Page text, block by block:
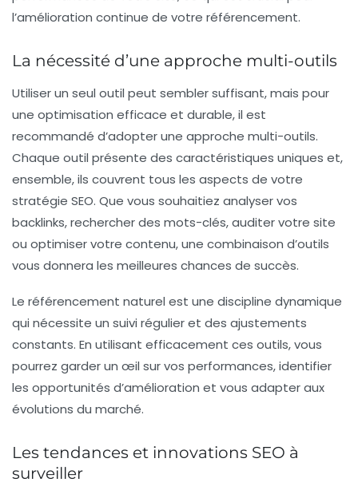
l’amélioration continue de votre référencement.
La nécessité d’une approche multi-outils
Utiliser un seul outil peut sembler suffisant, mais pour
une optimisation efficace et durable, il est
recommandé d’adopter une approche multi-outils.
Chaque outil présente des caractéristiques uniques et,
ensemble, ils couvrent tous les aspects de votre
stratégie SEO. Que vous souhaitiez analyser vos
backlinks, rechercher des mots-clés, auditer votre site
ou optimiser votre contenu, une combinaison d’outils
vous donnera les meilleures chances de succès.
Le référencement naturel est une discipline dynamique
qui nécessite un suivi régulier et des ajustements
constants. En utilisant efficacement ces outils, vous
pourrez garder un œil sur vos performances, identifier
les opportunités d’amélioration et vous adapter aux
évolutions du marché.
Les tendances et innovations SEO à
surveiller